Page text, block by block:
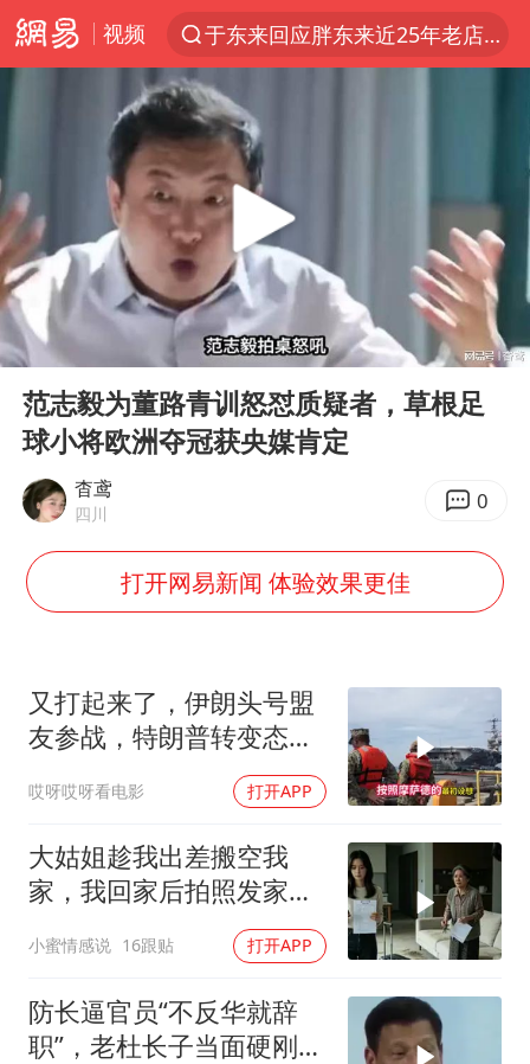
视频
于东来回应胖东来近25年老店年底关闭
《披荆斩棘2026》阵容官宣
全球最大级别运输船通过长江大桥
白海豚北上或致京津冀暴雨
上海全力守护市民“菜篮子”
构建更高水平的全民健身公共服务体系
香港刷新1884年以来最高气温纪录
猫咪过火把节被抹成黑猫
BLG经理辟谣Bin离队
云南一男子胃中取出180颗铁钉
暴雨预报为何有时感觉不准
总书记点赞的非遗苗绣焕发新生机
Play
00:00 02:43
范志毅为董路青训怒怼质疑者，草根足
球小将欧洲夺冠获央媒肯定
杳鸢
四川 0
打开网易新闻 体验效果更佳
又打起来了，伊朗头号盟
友参战，特朗普转变态
度，英法德俄选边站
哎呀哎呀看电影 打开APP
大姑姐趁我出差搬空我
家，我回家后拍照发家族
群里，她看到后崩溃了
小蜜情感说 16跟贴 打开APP
防长逼官员“不反华就辞
职”，老杜长子当面硬刚：